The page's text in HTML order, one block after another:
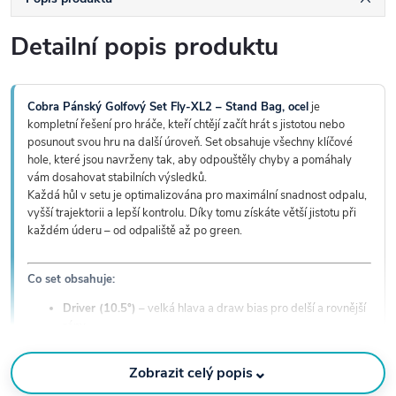
Detailní popis produktu
Cobra Pánský Golfový Set Fly-XL2 – Stand Bag, ocelje
kompletní řešení pro hráče, kteří chtějí začít hrát s jistotou nebo
posunout svou hru na další úroveň. Set obsahuje všechny klíčové
hole, které jsou navrženy tak, aby odpouštěly chyby a pomáhaly
vám dosahovat stabilních výsledků.
Každá hůl v setu je optimalizována pro maximální snadnost odpalu,
vyšší trajektorii a lepší kontrolu. Díky tomu získáte větší jistotu při
každém úderu – od odpaliště až po green.
Co set obsahuje:
Driver (10.5°) – velká hlava a draw bias pro delší a rovnější
Železa 6–SW– cavity back konstrukce pro maximální
Zobrazit celý popis⌄